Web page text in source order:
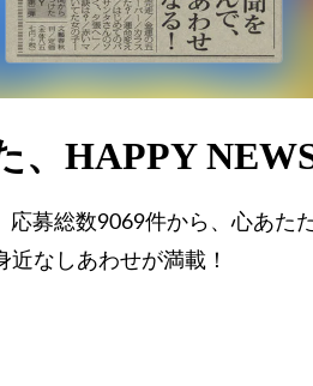
、HAPPY
応募総数9069件から、心あた
なしあわせが満載！